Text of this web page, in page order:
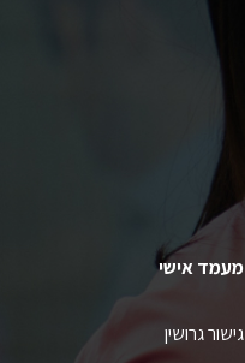
מעמד אישי
גישור גרושין